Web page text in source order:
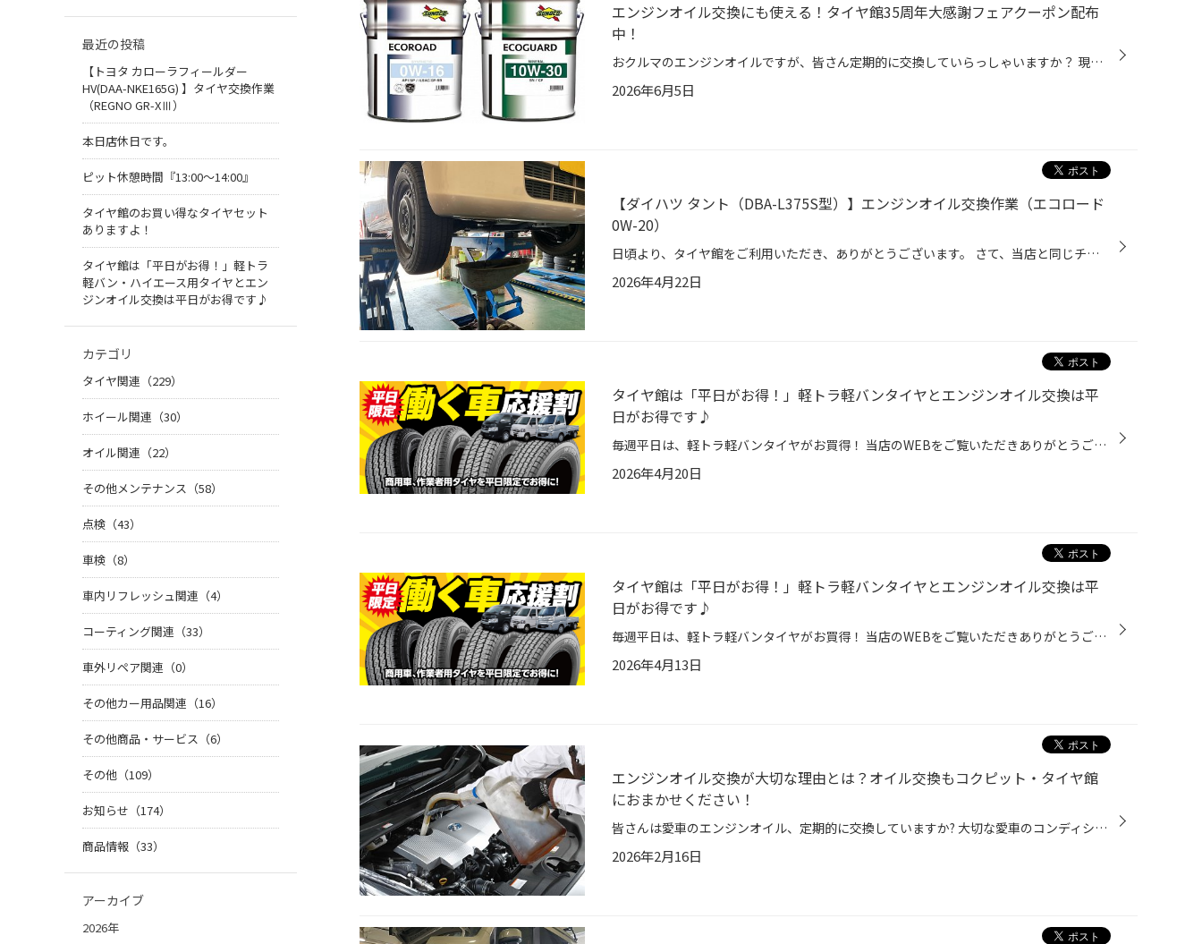
エンジンオイル交換にも使える！タイヤ館35周年大感謝フェアクーポン配布
中！
おクルマのエンジンオイルですが、皆さん定期的に交換していらっしゃいますか？ 現在、コクピット・タイヤ館では6/21(日)まで、タイヤ館35周年の大感謝キャンペーンを開催中です。 期間中にエンジンオイルなどのメンテナンス商品が10％OFFになるクーポンやウォッシャー液の 無料補充チケットなど、...
2026年6月5日
【ダイハツ タント（DBA-L375S型）】エンジンオイル交換作業（エコロード
0W-20）
日頃より、タイヤ館をご利用いただき、ありがとうございます。 さて、当店と同じチェーン店の近隣タイヤ館店舗で作業いたしましたエンジンオイル交換を ご紹介します。 （WEB掲載をご快諾いただきましたお客様！大変感謝しております。 いつもご愛顧いただき誠にありがとうございます！！） おクル...
2026年4月22日
タイヤ館は「平日がお得！」軽トラ軽バンタイヤとエンジンオイル交換は平
日がお得です♪
毎週平日は、軽トラ軽バンタイヤがお買得！ 当店のWEBをご覧いただきありがとうございます。 本日は当店のお買い得な情報をお届けいたします。 平日限定で「働く車応援割」を実施しております。 平日がお休みの方、又は平日のお仕事中に少しお時間をいただける方には、 各種お買得に商品やサービス...
2026年4月20日
タイヤ館は「平日がお得！」軽トラ軽バンタイヤとエンジンオイル交換は平
日がお得です♪
毎週平日は、軽トラ軽バンタイヤがお買得！ 当店のWEBをご覧いただきありがとうございます。 本日は当店のお買い得な情報をお届けいたします。 平日限定で「働く車応援割」を実施しております。 平日がお休みの方、又は平日のお仕事中に少しお時間をいただける方には、 各種お買得に商品やサービス...
2026年4月13日
エンジンオイル交換が大切な理由とは？オイル交換もコクピット・タイヤ館
におまかせください！
皆さんは愛車のエンジンオイル、定期的に交換していますか? 大切な愛車のコンディションを保つだけではなく、楽しく安全にドライブするためには 定期的なエンジンオイル交換はとても大切です。 【エンジンオイル交換しないとどうなるの？】 エンジンオイルは、エンジン内部の部品がスムーズに動くよ...
2026年2月16日
最近の投稿
【トヨタ カローラフィールダー
HV(DAA-NKE165G) 】タイヤ交換作業
（REGNO GR-XⅢ）
本日店休日です。
ピット休憩時間『13:00～14:00』
タイヤ館のお買い得なタイヤセット
ありますよ！
タイヤ館は「平日がお得！」軽トラ
軽バン・ハイエース用タイヤとエン
ジンオイル交換は平日がお得です♪
カテゴリ
タイヤ関連（229）
ホイール関連（30）
オイル関連（22）
その他メンテナンス（58）
点検（43）
車検（8）
車内リフレッシュ関連（4）
コーティング関連（33）
車外リペア関連（0）
その他カー用品関連（16）
その他商品・サービス（6）
その他（109）
お知らせ（174）
商品情報（33）
アーカイブ
2026年